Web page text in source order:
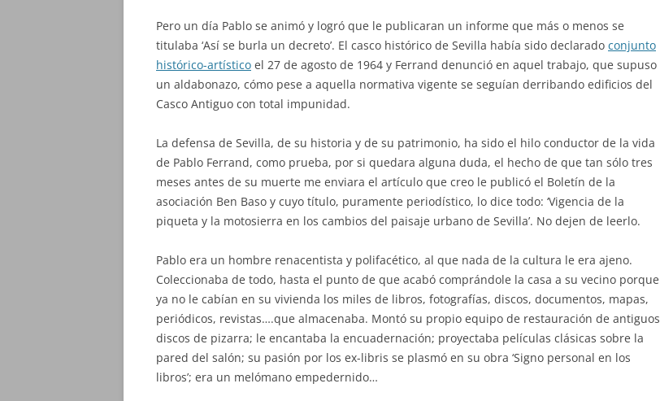
Pero un día Pablo se animó y logró que le publicaran un informe que más o menos se
titulaba ‘Así se burla un decreto’. El casco histórico de Sevilla había sido declarado conjunto
histórico-artístico el 27 de agosto de 1964 y Ferrand denunció en aquel trabajo, que supuso
un aldabonazo, cómo pese a aquella normativa vigente se seguían derribando edificios del
Casco Antiguo con total impunidad.
La defensa de Sevilla, de su historia y de su patrimonio, ha sido el hilo conductor de la vida
de Pablo Ferrand, como prueba, por si quedara alguna duda, el hecho de que tan sólo tres
meses antes de su muerte me enviara el artículo que creo le publicó el Boletín de la
asociación Ben Baso y cuyo título, puramente periodístico, lo dice todo: ‘Vigencia de la
piqueta y la motosierra en los cambios del paisaje urbano de Sevilla’. No dejen de leerlo.
Pablo era un hombre renacentista y polifacético, al que nada de la cultura le era ajeno.
Coleccionaba de todo, hasta el punto de que acabó comprándole la casa a su vecino porque
ya no le cabían en su vivienda los miles de libros, fotografías, discos, documentos, mapas,
periódicos, revistas….que almacenaba. Montó su propio equipo de restauración de antiguos
discos de pizarra; le encantaba la encuadernación; proyectaba películas clásicas sobre la
pared del salón; su pasión por los ex-libris se plasmó en su obra ‘Signo personal en los
libros’; era un melómano empedernido…